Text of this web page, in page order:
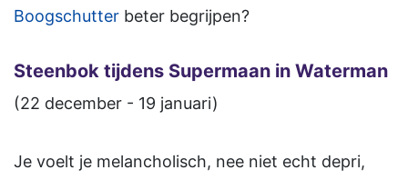
Boogschutter beter begrijpen?
Steenbok tijdens Supermaan in Waterman
(22 december - 19 januari)
Je voelt je melancholisch, nee niet echt depri,